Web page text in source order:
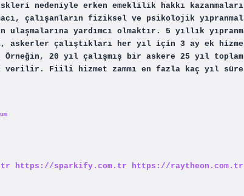
nedeniyle erken emeklilik hakkı
çalışanların fiziksel ve psikolojik
ulaşmalarına yardımcı olmaktır. 5 yıllık
çalıştıkları her yıl için 3 ay ek hizmet
Örneğin, 20 yıl çalışmış bir askere 25 yıl
verilir. Fiili hizmet zammı en fazla kaç yıl
https://sparkify.com.tr https://raytheon.com.tr